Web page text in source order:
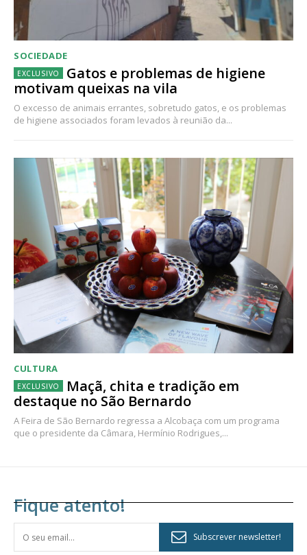
SOCIEDADE
Gatos e problemas de higiene
motivam queixas na vila
O excesso de animais errantes, sobretudo gatos, e os problemas
de higiene associados foram levados à reunião da...
CULTURA
Maçã, chita e tradição em
destaque no São Bernardo
A Feira de São Bernardo regressa a Alcobaça com um programa
que o presidente da Câmara, Hermínio Rodrigues,...
Fique atento!
Subscrever newsletter!